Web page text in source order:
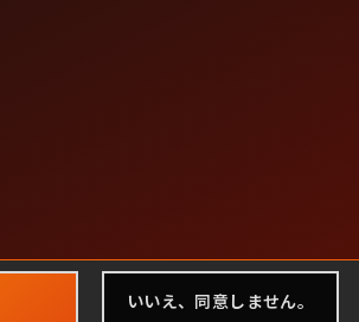
いいえ、同意しません。